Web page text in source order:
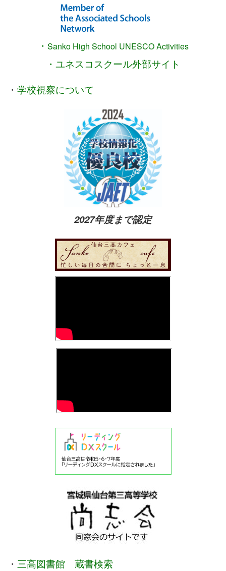
・ Sanko High School UNESCO Activities
・ユネスコスクール外部サイト
・ 学校視察について
2027年度まで認定
・ 三高図書館 蔵書検索